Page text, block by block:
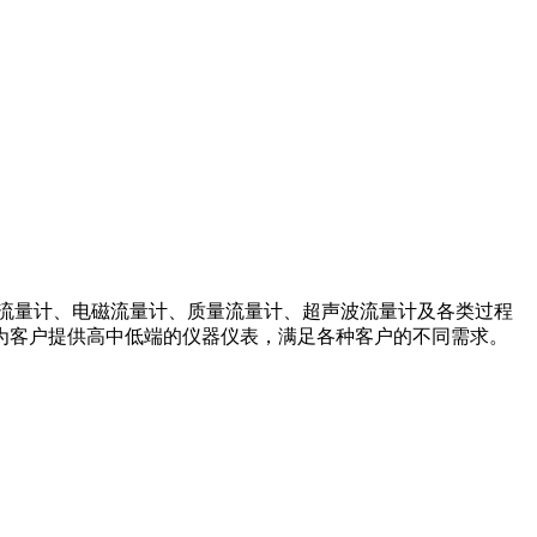
计、电磁流量计、质量流量计、超声波流量计及各类过程
户提供高中低端的仪器仪表，满足各种客户的不同需求。